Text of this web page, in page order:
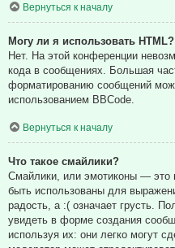
Вернуться к началу
Могу ли я использовать HTML?
Нет. На этой конференции
кода в сообщениях. Большая
форматированию сообщений
использованием BBCode.
Вернуться к началу
Что такое смайлики?
Смайлики, или эмотиконы — это
быть использованы для
радость, а :( означает грусть.
увидеть в форме создания
используя их: они легко могут